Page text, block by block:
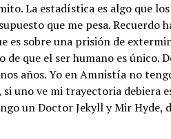
La estadística es algo que
que me pesa.
es sobre una prisión de
de que el ser humano es único.
años. Yo en Amnistía no
si uno ve mi trayectoria debiera
un Doctor Jekyll y Mir